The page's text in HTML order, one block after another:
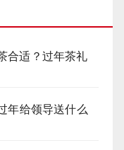
合适？过年茶礼
年给领导送什么